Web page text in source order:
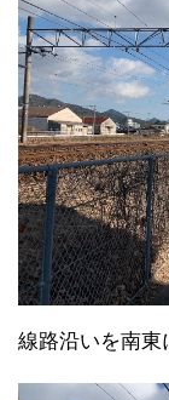
線路沿いを南東